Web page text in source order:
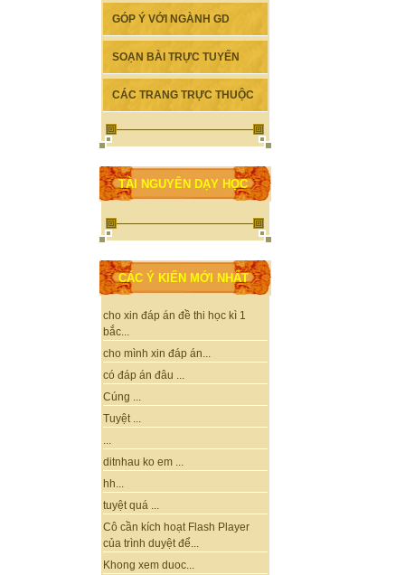
GÓP Ý VỚI NGÀNH GD
SOẠN BÀI TRỰC TUYẾN
CÁC TRANG TRỰC THUỘC
TÀI NGUYÊN DẠY HỌC
CÁC Ý KIẾN MỚI NHẤT
cho xin đáp án đề thi học kì 1
bắc...
cho mình xin đáp án...
có đáp án đâu ...
Cúng ...
Tuyệt ...
...
ditnhau ko em ...
hh...
tuyệt quá ...
Cô cần kích hoạt Flash Player
của trình duyệt để...
Khong xem duoc...